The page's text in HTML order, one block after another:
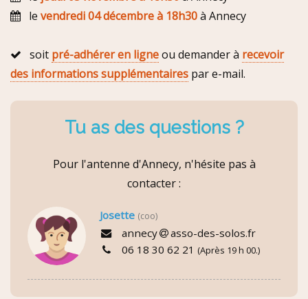
le vendredi 04 décembre à 18h30à Annecy
soit pré-adhérer en ligneou demander à recevoir
des informations supplémentaires par e-mail.
Tu as des questions ?
Pour l'antenne d'Annecy, n'hésite pas à
contacter :
Josette (coo)
annecy
asso-des-solos.fr
06 18 30 62 21 (Après 19 h 00.)